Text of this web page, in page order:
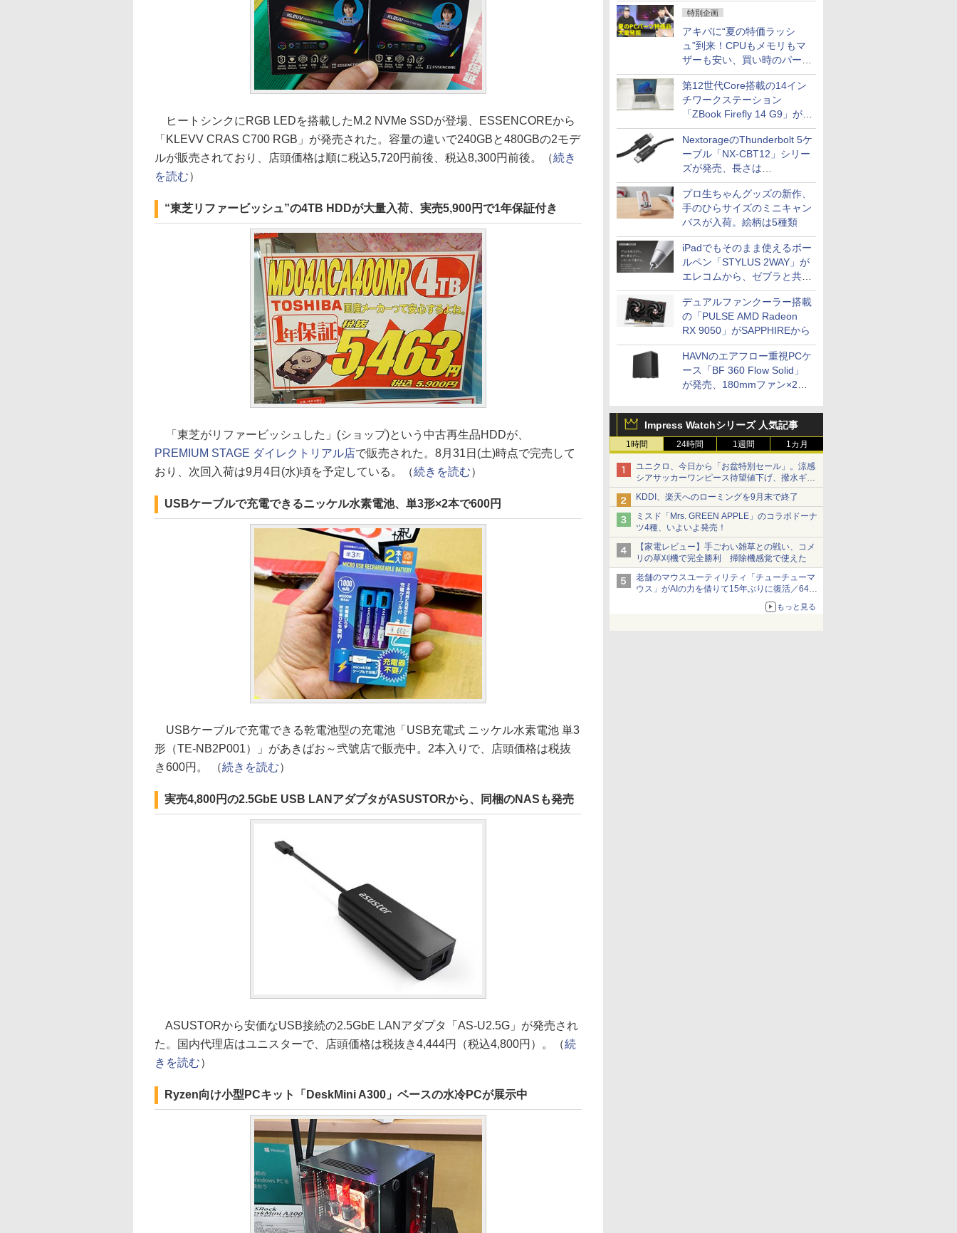
特別企画
アキバに“夏の特価ラッシ
ュ”到来！CPUもメモリもマ
ザーも安い、買い時のパーツ
は？【8月7日(金)22時配信】
第12世代Core搭載の14イン
チワークステーション
「ZBook Firefly 14 G9」が
79,800円！秋葉原で中古PC
セール
NextorageのThunderbolt 5ケ
ーブル「NX-CBT12」シリー
ズが発売、長さは
30cm/50cm/1mの3種類
プロ生ちゃんグッズの新作、
手のひらサイズのミニキャン
バスが入荷。絵柄は5種類
iPadでもそのまま使えるボー
ルペン「STYLUS 2WAY」が
エレコムから、ゼブラと共同
開発
デュアルファンクーラー搭載
の「PULSE AMD Radeon
RX 9050」がSAPPHIREから
HAVNのエアフロー重視PCケ
ース「BF 360 Flow Solid」
が発売、180mmファン×2搭
Impress Watchシリーズ 人気記事
1時間 24時間 1週間 1カ月
ユニクロ、今日から「お盆特別セール」。涼感
シアサッカーワンピース待望値下げ、撥水ギア
ショーツは1990円に
KDDI、楽天へのローミングを9月末で終了
ミスド「Mrs. GREEN APPLE」のコラボドーナ
ツ4種、いよいよ発売！
【家電レビュー】手ごわい雑草との戦い、コメ
リの草刈機で完全勝利 掃除機感覚で使えた
老舗のマウスユーティリティ「チューチューマ
ウス」がAIの力を借りて15年ぶりに復活／64bit
化、Windows 10/11、「Chrome」も走り回
る。復活記念で2026年末まで500円
もっと見る
ヒートシンクにRGB LEDを搭載したM.2 NVMe SSDが登場、ESSENCOREから
「KLEVV CRAS C700 RGB」が発売された。容量の違いで240GBと480GBの2モデ
ルが販売されており、店頭価格は順に税込5,720円前後、税込8,300円前後。（続き
を読む）
“東芝リファービッシュ”の4TB HDDが大量入荷、実売5,900円で1年保証付き
「東芝がリファービッシュした」(ショップ)という中古再生品HDDが、
PREMIUM STAGE ダイレクトリアル店で販売された。8月31日(土)時点で完売して
おり、次回入荷は9月4日(水)頃を予定している。（続きを読む）
USBケーブルで充電できるニッケル水素電池、単3形×2本で600円
USBケーブルで充電できる乾電池型の充電池「USB充電式 ニッケル水素電池 単3
形（TE-NB2P001）」があきばお～弐號店で販売中。2本入りで、店頭価格は税抜
き600円。 （続きを読む）
実売4,800円の2.5GbE USB LANアダプタがASUSTORから、同梱のNASも発売
ASUSTORから安価なUSB接続の2.5GbE LANアダプタ「AS-U2.5G」が発売され
た。国内代理店はユニスターで、店頭価格は税抜き4,444円（税込4,800円）。（続
きを読む）
Ryzen向け小型PCキット「DeskMini A300」ベースの水冷PCが展示中